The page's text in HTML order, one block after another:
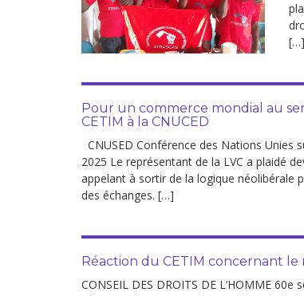
disposition
[…]
Pour un commerce mondial au
CETIM à la CNUCED
CNUSED Conférence des Nations
2025 Le représentant de la LVC a plaidé
appelant à sortir de la logique néolibérale
des échanges. […]
Réaction du CETIM concernant
CONSEIL DES DROITS DE L’HOMME